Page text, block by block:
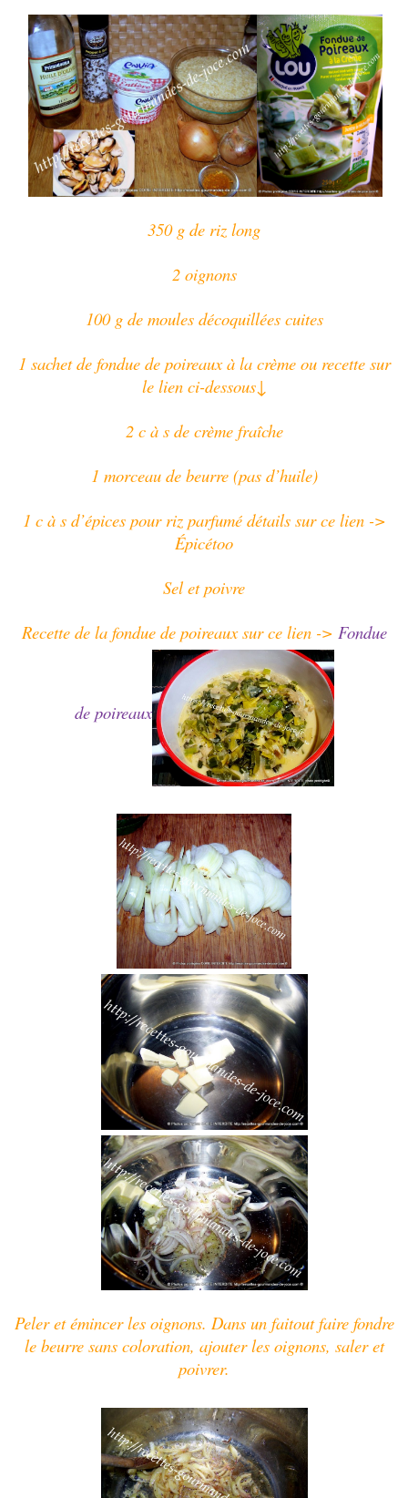
350 g de riz long
2 oignons
100 g de moules décoquillées cuites
1 sachet de fondue de poireaux à la crème ou recette sur
le lien ci-dessous↓
2 c à s de crème fraîche
1 morceau de beurre (pas d’huile)
1 c à s d’épices pour riz parfumé détails sur ce lien ->
Épicétoo
Sel et poivre
Recette de la fondue de poireaux sur ce lien -> Fondue
de poireaux
Peler et émincer les oignons. Dans un faitout faire fondre
le beurre sans coloration, ajouter les oignons, saler et
poivrer.